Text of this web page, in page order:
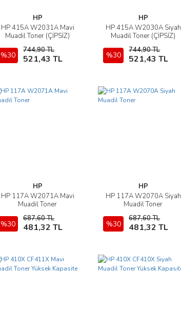
HP
HP 415A W2031A Mavi
Muadil Toner (ÇİPSİZ)
%30
744,90 TL
521,43 TL
İncele
Sepete Ekle
HP
HP 415A W2030A Siyah
Muadil Toner (ÇİPSİZ)
%30
744,90 TL
521,43 TL
İncele
Sepete Ekle
HP
HP 117A W2071A Mavi
Muadil Toner
%30
687,60 TL
481,32 TL
İncele
Sepete Ekle
HP
HP 117A W2070A Siyah
Muadil Toner
%30
687,60 TL
481,32 TL
İncele
Sepete Ekle